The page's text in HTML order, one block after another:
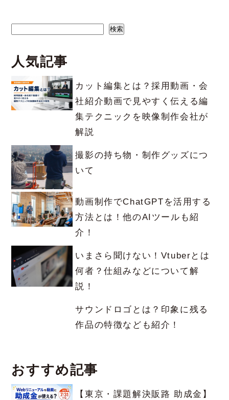
検索
人気記事
カット編集とは？採用動画・会
社紹介動画で見やすく伝える編
集テクニックを映像制作会社が
解説
撮影の持ち物・制作グッズにつ
いて
動画制作でChatGPTを活用する
方法とは！他のAIツールも紹
介！
いまさら聞けない！Vtuberとは
何者？仕組みなどについて解
説！
サウンドロゴとは？印象に残る
作品の特徴なども紹介！
おすすめ記事
【東京・課題解決販路 助成金】